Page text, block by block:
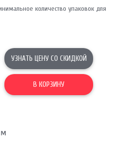
количество упаковок для
УЗНАТЬ ЦЕНУ СО СКИДКОЙ
В КОРЗИНУ